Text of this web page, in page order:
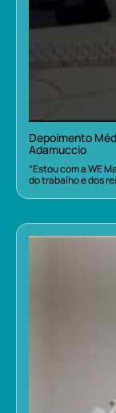
Depoimento
Adamuccio
“Estou com a WE
do trabalho e dos